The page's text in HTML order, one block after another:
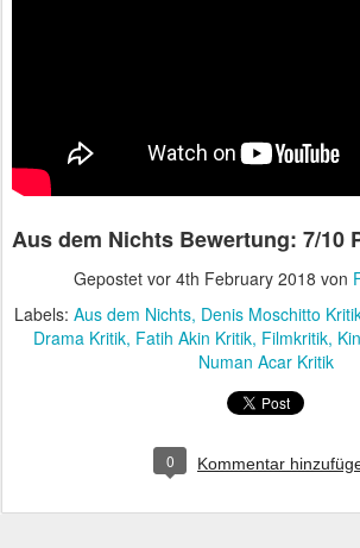
Aus dem Nichts Bewertung: 7/10
Gepostet vor 4th February 2018 von
Labels: Aus dem Nichts Denis Moschitto
Drama Kritik Fatih Akin Kritik Filmkritik
Numan Acar Kritik
0 Kommentar